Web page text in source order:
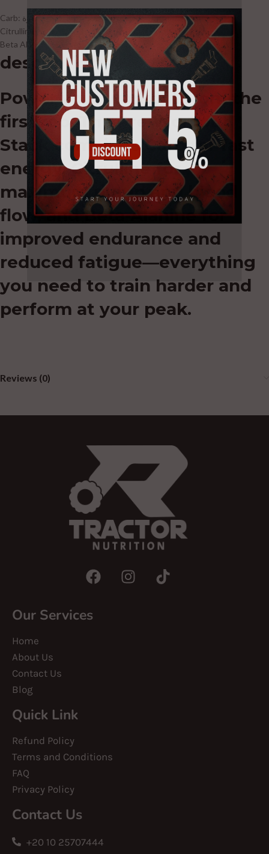
Carb: بيديك طاقة سريعة تخليك تبدأ التمرين بقوة
Beta Alanine: بيأخر الإجهاد ويزود التحمّل
description:
Power your workout from the
first rep. The Pre-Workout
Stack combines Carb for fast
energy, Citrulline for
maximum pump and blood
flow, and Beta-Alanine for
improved endurance and
reduced fatigue—everything
you need to train harder and
perform at your peak.
Reviews (0)
Our Services
Home
About Us
Contact Us
Blog
Quick Link
Refund Policy
Terms and Conditions
FAQ
Privacy Policy
Contact Us
+20 10 25707444